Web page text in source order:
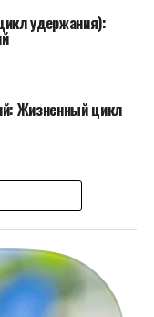
удержания):
Жизненный цикл